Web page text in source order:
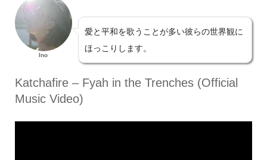
Ino
愛と平和を歌うことが多い彼らの世界観に
ほっこりします。
Katchafire – Fyah in the Trenches (Official
Music Video)